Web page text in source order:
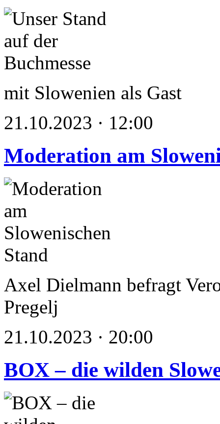
mit Slowenien als Gast
21.10.2023 · 12:00
Moderation am
Axel Dielmann befragt
Pregelj
21.10.2023 · 20:00
BOX – die wilden